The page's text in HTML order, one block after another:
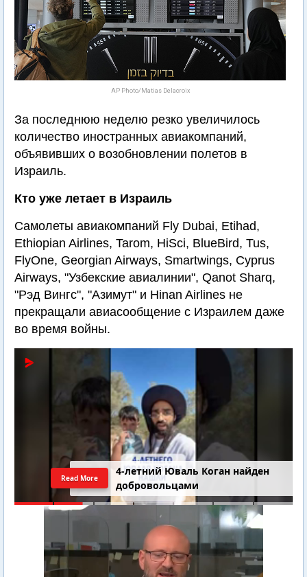
AP Photo/Matias Delacroix
За последнюю неделю резко увеличилось
количество иностранных авиакомпаний,
объявивших о возобновлении полетов в
Израиль.
Кто уже летает в Израиль
Cамолеты авиакомпаний Fly Dubai, Etihad,
Ethiopian Airlines, Tarom, HiSci, BlueBird, Tus,
FlyOne, Georgian Airways, Smartwings, Cyprus
Airways, "Узбекские авиалинии", Qanot Sharq,
"Рэд Вингс", "Азимут" и Hinan Airlines не
прекращали авиасообщение с Израилем даже
во время войны.
4-летний Юваль Коган найден
добровольцами
Read More